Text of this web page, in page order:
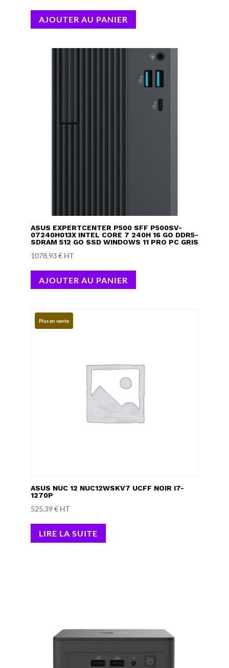
AJOUTER AU PANIER
ASUS EXPERTCENTER P500 SFF P500SV-
07240H013X INTEL CORE 7 240H 16 GO DDR5-
SDRAM 512 GO SSD WINDOWS 11 PRO PC GRIS
1078,93€ HT
AJOUTER AU PANIER
Plus en vente
ASUS NUC 12 NUC12WSKV7 UCFF NOIR I7-
1270P
525,39€ HT
LIRE LA SUITE